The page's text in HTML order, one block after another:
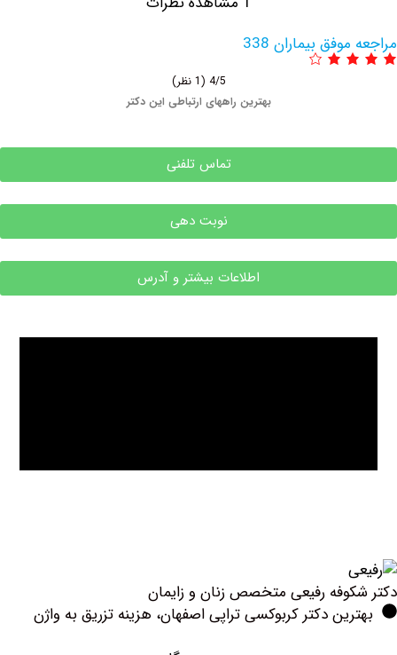
بیماران 338
بهترین راههای ارتباطی این دکتر
تماس تلفنی
نوبت دهی
اطلاعات بیشتر و آدرس
رفیعی متخصص زنان و زایمان
دکتر کربوکسی تراپی اصفهان، هزینه تزریق به واژن